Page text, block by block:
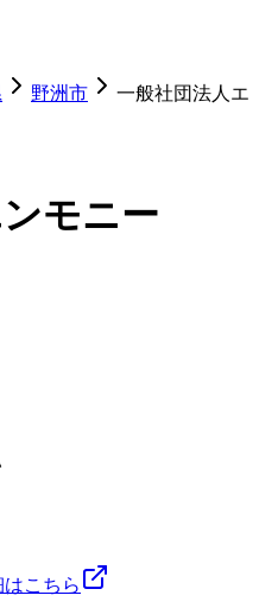
野洲市
一般社団法人エ
モニー
こちら